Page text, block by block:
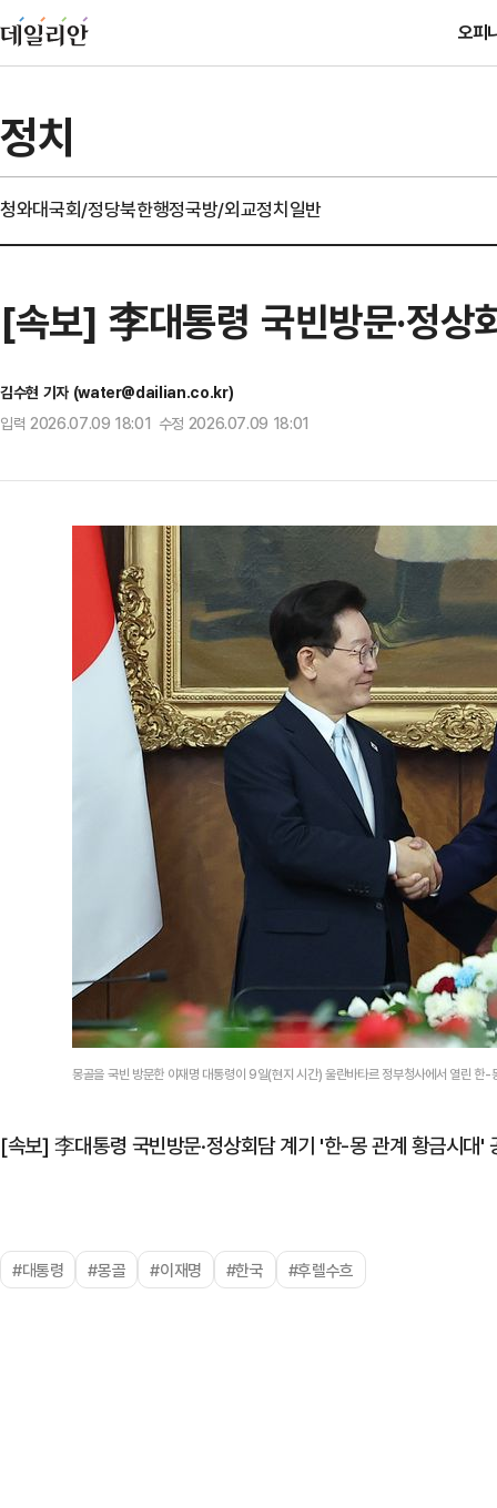
오피
정치
청와대국회/정당북한행정국방/외교정치일반
[속보] 李대통령 국빈방문·정
김수현 기자 (water@dailian.co.kr)
입력 2026.07.09 18:01 수정 2026.07.09 18:01
몽골을 국빈 방문한 이재명 대통령이 9일(현지 시간) 울란바타르 정부청사에서 열린
[속보] 李대통령 국빈방문·정상회담 계기 '한-몽 관계 황금시대'
#대통령 #몽골 #이재명 #한국 #후렐수흐